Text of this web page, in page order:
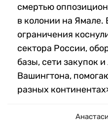
смертью
в колонии на Ямале.
ограничения
сектора России,
базы, сети закупок
Вашингтона,
разных